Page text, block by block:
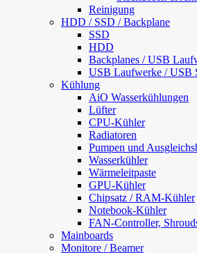
Reinigung
HDD / SSD / Backplane
SSD
HDD
Backplanes / USB
USB Laufwerke / USB
Kühlung
AiO Wasserkühlungen
Lüfter
CPU-Kühler
Radiatoren
Pumpen und
Wasserkühler
Wärmeleitpaste
GPU-Kühler
Chipsatz / RAM-Kühler
Notebook-Kühler
FAN-Controller,
Mainboards
Monitore / Beamer